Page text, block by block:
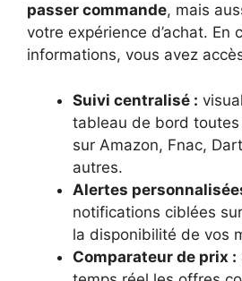
passer commande, mais
votre expérience d’achat. En
informations, vous avez
Suivi centralisé :
tableau de bord
sur Amazon, Fnac,
autres.
Alertes
notifications ciblées
la disponibilité de vos
Comparateur de prix :